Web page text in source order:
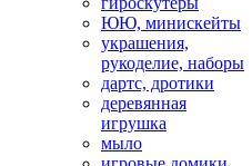
ЮЮ, минискейты
украшения,
рукоделие, наборы
дартс, дротики
деревянная
игрушка
мыло